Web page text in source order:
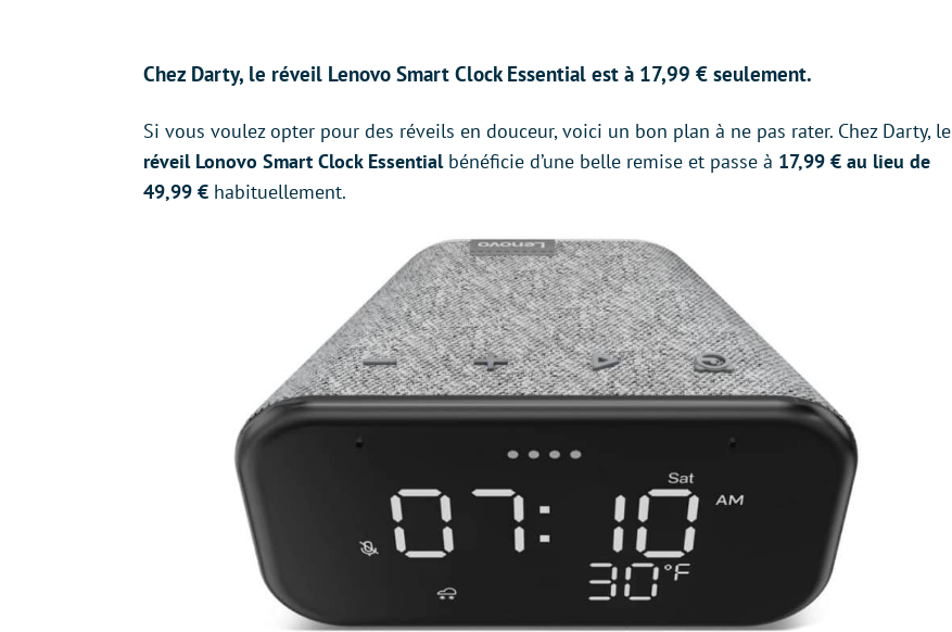
Chez Darty, le réveil Lenovo Smart Clock Essential est à 17,99 € seulement.
Si vous voulez opter pour des réveils en douceur, voici un bon plan à ne pas rater. Chez Darty, le
réveil Lonovo Smart Clock Essentialbénéficie d’une belle remise et passe à 17,99 € au lieu de
49,99 € habituellement.